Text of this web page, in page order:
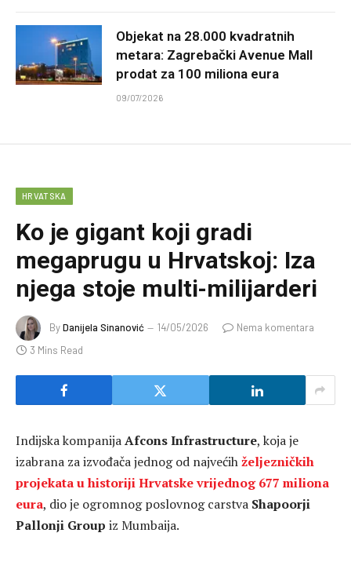
Objekat na 28.000 kvadratnih
metara: Zagrebački Avenue Mall
prodat za 100 miliona eura
09/07/2026
HRVATSKA
Ko je gigant koji gradi
megaprugu u Hrvatskoj: Iza
njega stoje multi-milijarderi
ByDanijela Sinanović 14/05/2026
Nema komentara
3 Mins Read
Indijska kompanijaAfcons Infrastructure, koja je
izabrana za izvođača jednog od najvećihželjezničkih
projekata u historiji Hrvatske vrijednog 677 miliona
eura, dio je ogromnog poslovnog carstva Shapoorji
Pallonji Group iz Mumbaija.